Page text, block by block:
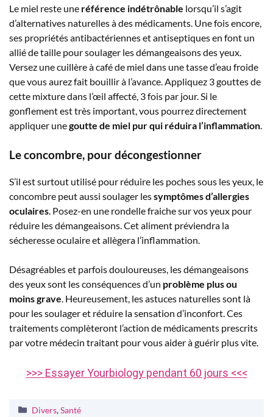
Le miel reste une référence indétrônable lorsqu’il s’agit
d’alternatives naturelles à des médicaments. Une fois encore,
ses propriétés antibactériennes et antiseptiques en font un
allié de taille pour soulager les démangeaisons des yeux.
Versez une cuillère à café de miel dans une tasse d’eau froide
que vous aurez fait bouillir à l’avance. Appliquez 3 gouttes de
cette mixture dans l’œil affecté, 3 fois par jour. Si le
gonflement est très important, vous pourrez directement
appliquer unegoutte de miel pur qui réduira l’inflammation.
Le concombre, pour décongestionner
S’il est surtout utilisé pour réduire les poches sous les yeux, le
concombre peut aussi soulager lessymptômes d’allergies
oculaires. Posez-en une rondelle fraiche sur vos yeux pour
réduire les démangeaisons. Cet aliment préviendra la
sécheresse oculaire et allègera l’inflammation.
Désagréables et parfois douloureuses, les démangeaisons
des yeux sont les conséquences d’un problème plus ou
moins grave. Heureusement, les astuces naturelles sont là
pour les soulager et réduire la sensation d’inconfort. Ces
traitements complèteront l’action de médicaments prescrits
par votre médecin traitant pour vous aider à guérir plus vite.
>>> Essayer Yourbiology pendant 60 jours <<<
Catégories
Divers,Santé